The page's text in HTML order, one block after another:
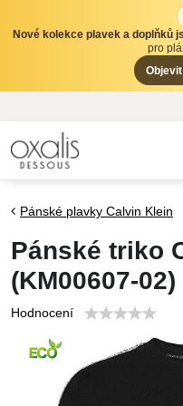
Nové kolekce plavek a doplňků
pro
Pánské plavky Calvin Klein
Pánské triko
(KM00607-02)
Hodnocení